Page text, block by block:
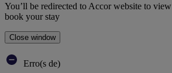
You’ll be redirected to Accor website to
book your stay
Close window
Erro(s de)